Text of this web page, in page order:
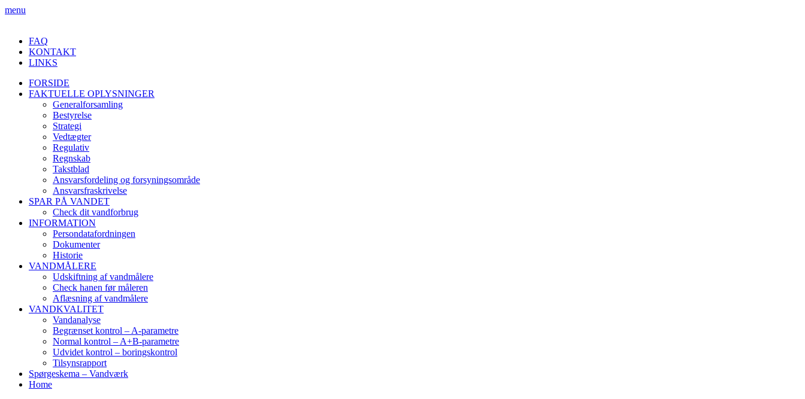
menu
FAQ
KONTAKT
LINKS
FORSIDE
FAKTUELLE OPLYSNINGER
Generalforsamling
Bestyrelse
Strategi
Vedtægter
Regulativ
Regnskab
Takstblad
Ansvarsfordeling og forsyningsområde
Ansvarsfraskrivelse
SPAR PÅ VANDET
Check dit vandforbrug
INFORMATION
Persondatafordningen
Dokumenter
Historie
VANDMÅLERE
Udskiftning af vandmålere
Check hanen før måleren
Aflæsning af vandmålere
VANDKVALITET
Vandanalyse
Begrænset kontrol – A-parametre
Normal kontrol – A+B-parametre
Udvidet kontrol – boringskontrol
Tilsynsrapport
Spørgeskema – Vandværk
Home